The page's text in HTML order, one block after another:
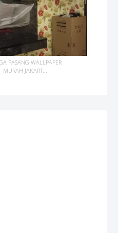
PASANG WALLPAPER
MURAH JAKART...